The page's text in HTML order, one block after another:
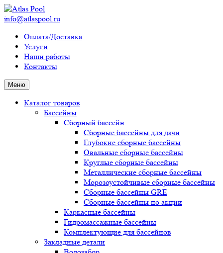
info@atlaspool.ru
Оплата/Доставка
Услуги
Наши работы
Контакты
Меню
Каталог товаров
Бассейны
Сборный бассейн
Сборные бассейны для дачи
Глубокие сборные бассейны
Овальные сборные бассейны
Круглые сборные бассейны
Металлические сборные бассейны
Морозоустойчивые сборные бассейны
Сборные бассейны GRE
Сборные бассейны по акции
Каркасные бассейны
Гидромассажные бассейны
Комплектующие для бассейнов
Закладные детали